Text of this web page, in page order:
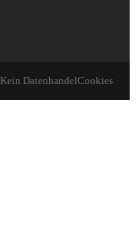
Kein DatenhandelCookies